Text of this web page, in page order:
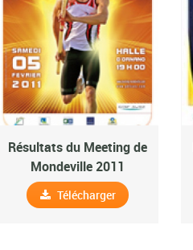
Résultats du Meeting de
Mondeville 2011
Télécharger